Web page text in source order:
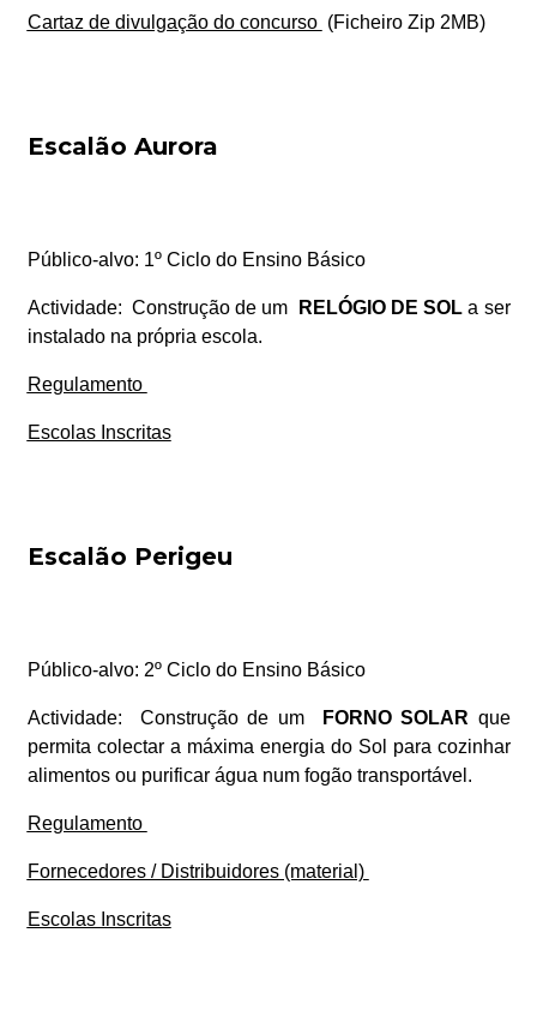
Cartaz de divulgação do concurso (Ficheiro Zip 2MB)
Escalão Aurora
Público-alvo: 1º Ciclo do Ensino Básico
Actividade: Construção de um RELÓGIO DE SOLa ser
instalado na própria escola.
Regulamento
Escolas Inscritas
Escalão Perigeu
Público-alvo: 2º Ciclo do Ensino Básico
Actividade: Construção de um FORNO SOLAR que
permita colectar a máxima energia do Sol para cozinhar
alimentos ou purificar água num fogão transportável.
Regulamento
Fornecedores / Distribuidores (material)
Escolas Inscritas